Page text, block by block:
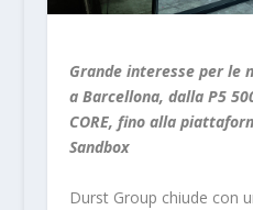
Grande interesse per le
a Barcellona, dalla P5
CORE, fino alla
Sandbox
Durst Group chiude con